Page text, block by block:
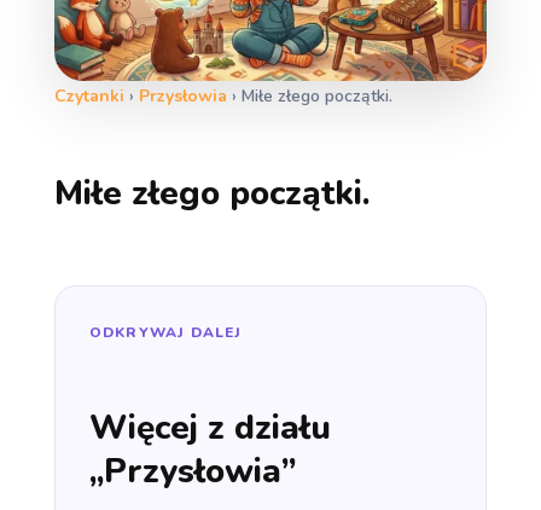
Czytanki › Przysłowia › Miłe złego początki.
Miłe złego początki.
ODKRYWAJ DALEJ
Więcej z działu
„Przysłowia”